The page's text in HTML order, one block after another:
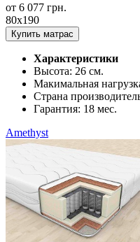
от 6 077 грн.
80x190
Купить матрас
Характеристики
Высота: 26 см.
Макимальная
Страна
Гарантия: 18 мес.
Amethyst